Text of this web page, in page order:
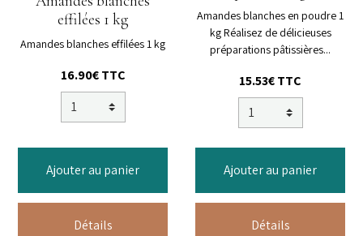
effilées 1 kg
Amandes blanches effilées 1 kg
16.90€ TTC
Ajouter au panier
Détails
Amandes blanches en poudre 1
kg Réalisez de délicieuses
préparations pâtissières...
15.53€ TTC
Ajouter au panier
Détails